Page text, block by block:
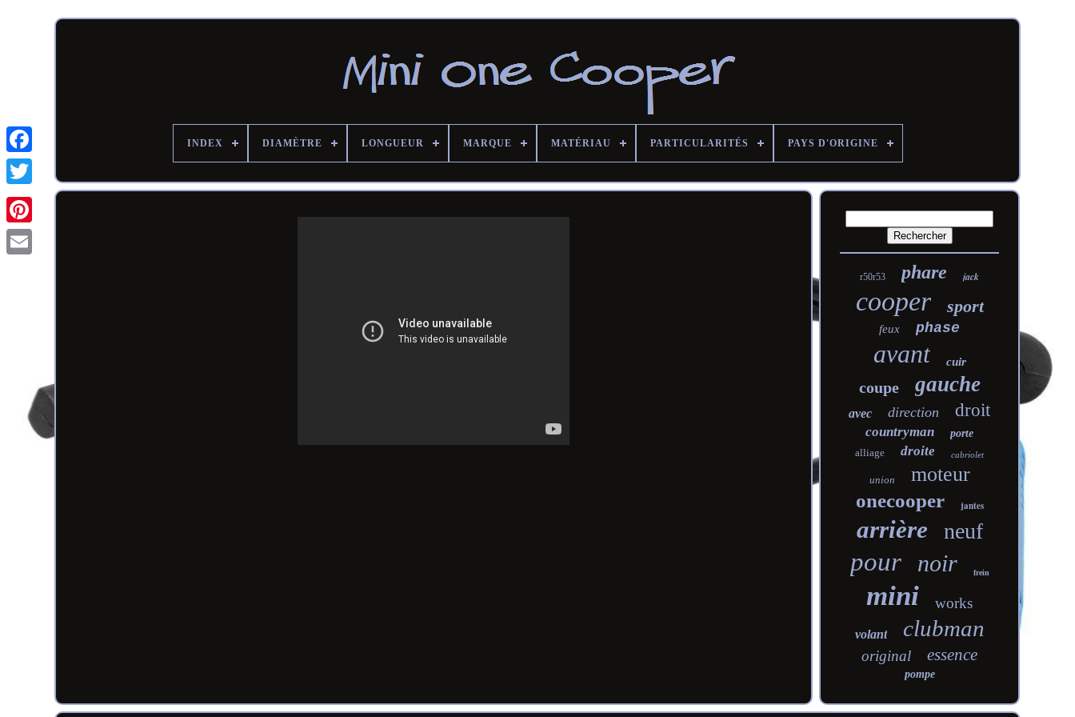
INDEX DIAMÈTRE LONGUEUR MARQUE MATÉRIAU PARTICULARITÉS PAYS D'ORIGINE
r50r53 phare jack
cooper sport
feux phase
avant cuir
coupe gauche
avec direction droit
countryman
porte
alliage
droite cabriolet
union moteur
onecooper jantes
arrière neuf
pour noir frein
mini works
volant clubman
original essence
pompe